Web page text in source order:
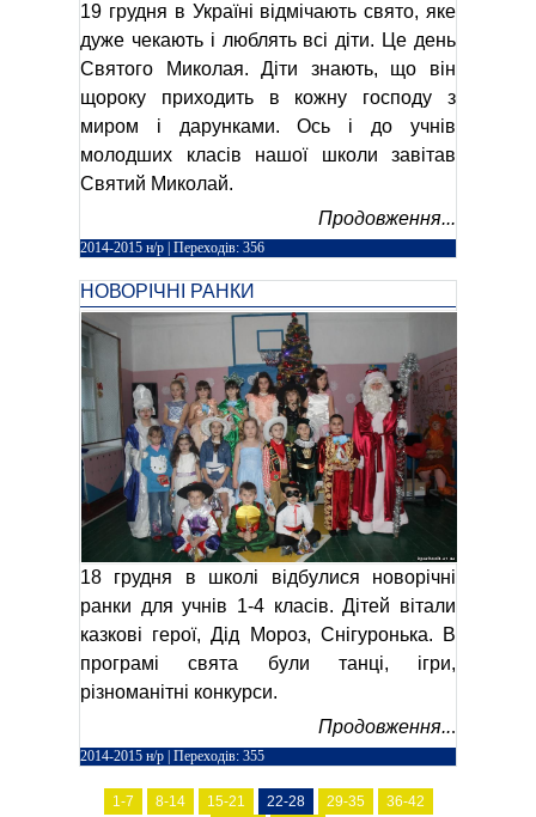
19 грудня в Україні відмічають свято, яке
дуже чекають і люблять всі діти. Це день
Святого Миколая. Діти знають, що він
щороку приходить в кожну господу з
миром і дарунками. Ось і до учнів
молодших класів нашої школи завітав
Святий Миколай.
Продовження...
2014-2015 н/р | Переходів: 356
НОВОРІЧНІ РАНКИ
18 грудня в школі відбулися новорічні
ранки для учнів 1-4 класів. Дітей вітали
казкові герої, Дід Мороз, Снігуронька. В
програмі свята були танці, ігри,
різноманітні конкурси.
Продовження...
2014-2015 н/р | Переходів: 355
1-7 8-14 15-21 22-28 29-35 36-42